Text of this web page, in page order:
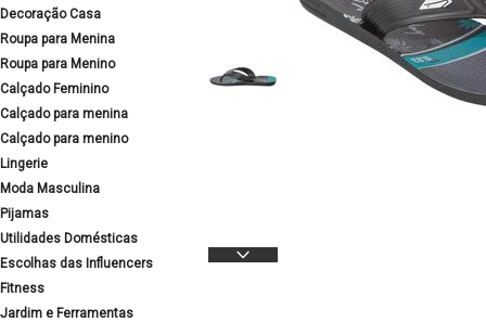
Decoração Casa
Roupa para Menina
Roupa para Menino
Calçado Feminino
Calçado para menina
Calçado para menino
Lingerie
Moda Masculina
Pijamas
Utilidades Domésticas
Escolhas das Influencers
Fitness
Jardim e Ferramentas